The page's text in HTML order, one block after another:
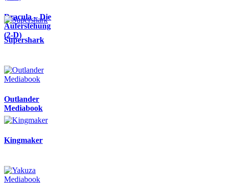
Dracula – Die
Auferstehung
(2-D)
Supershark
Outlander
Mediabook
Kingmaker